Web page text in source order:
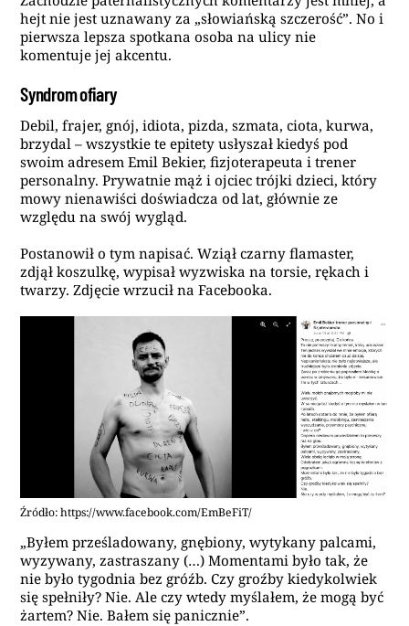
hejt nie jest uznawany za „słowiańską szczerość”. No i
pierwsza lepsza spotkana osoba na ulicy nie
komentuje jej akcentu.
Syndrom ofiary
Debil, frajer, gnój, idiota, pizda, szmata, ciota, kurwa,
brzydal – wszystkie te epitety usłyszał kiedyś pod
swoim adresem Emil Bekier, fizjoterapeuta i trener
personalny. Prywatnie mąż i ojciec trójki dzieci, który
mowy nienawiści doświadcza od lat, głównie ze
względu na swój wygląd.
Postanowił o tym napisać. Wziął czarny flamaster,
zdjął koszulkę, wypisał wyzwiska na torsie, rękach i
twarzy. Zdjęcie wrzucił na Facebooka.
Źródło: https://www.facebook.com/EmBeFiT/
„Byłem prześladowany, gnębiony, wytykany palcami,
wyzywany, zastraszany (…) Momentami było tak, że
nie było tygodnia bez gróźb. Czy groźby kiedykolwiek
się spełniły? Nie. Ale czy wtedy myślałem, że mogą być
żartem? Nie. Bałem się panicznie”.